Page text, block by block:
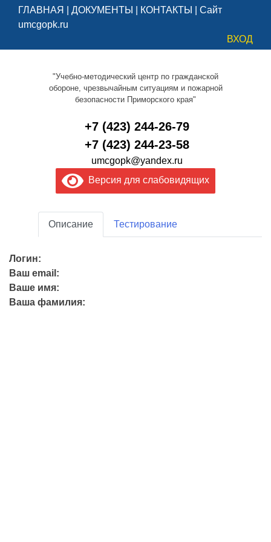
ГЛАВНАЯ ДОКУМЕНТЫ КОНТАКТЫ
Сайт
umcgopk.ru
ВХОД
"Учебно-методический центр по гражданской
обороне, чрезвычайным ситуациям и пожарной
безопасности Приморского края"
+7 (423) 244-26-79
+7 (423) 244-23-58
umcgopk@yandex.ru
Версия для слабовидящих
Описание Тестирование
Логин:
Ваш email:
Ваше имя:
Ваша фамилия: